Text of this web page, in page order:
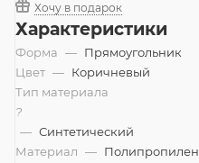
Хочу в подарок
Характеристики
Форма — Прямоугольник
Цвет — Коричневый
Тип материала
?
— Синтетический
Материал — Полипропилен